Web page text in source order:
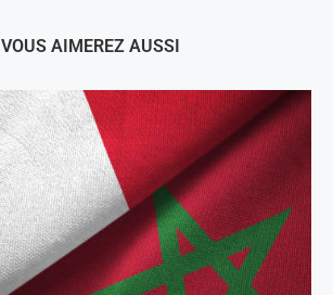
VOUS AIMEREZ AUSSI